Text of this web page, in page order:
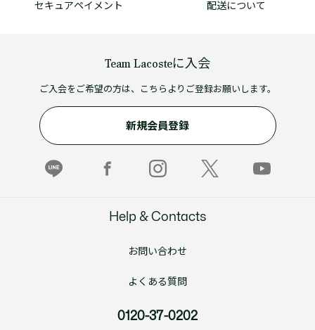
セキュアペイメント 配送について
Team Lacosteに入会
ご入会をご希望の方は、こちらよりご登録お願いします。
新規会員登録
Help & Contacts
お問い合わせ
よくある質問
0120-37-0202